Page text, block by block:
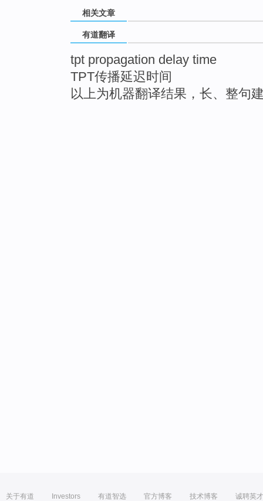
相关文章
有道翻译
tpt propagation delay time
TPT传播延迟时间
以上为机器翻译结果，长、整句
关于有道 Investors 有道智选 官方博客 技术博客 诚聘英才